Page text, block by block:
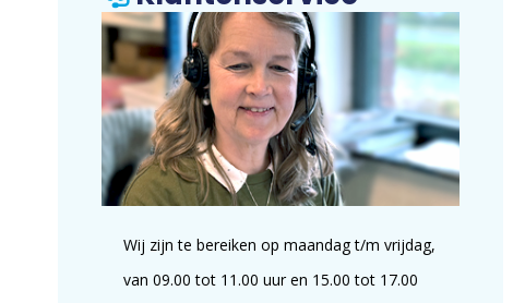
Wij zijn te bereiken op maandag t/m vrijdag,
van 09.00 tot 11.00 uur en 15.00 tot 17.00